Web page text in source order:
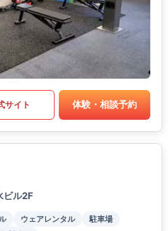
サイト 体験・相談予約
ル2F
ウェアレンタル
駐車場